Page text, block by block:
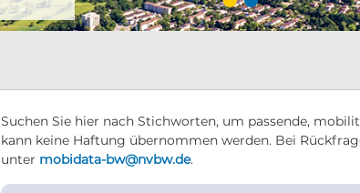
Suchen Sie hier nach Stichworten, um passende,
kann keine Haftung übernommen werden. Bei
unter mobidata-bw@nvbw.de.